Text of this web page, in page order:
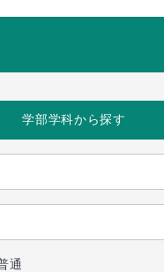
学部学科から探す
通